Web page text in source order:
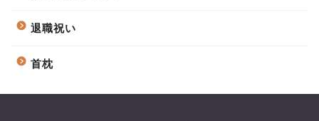
退職祝い
首枕